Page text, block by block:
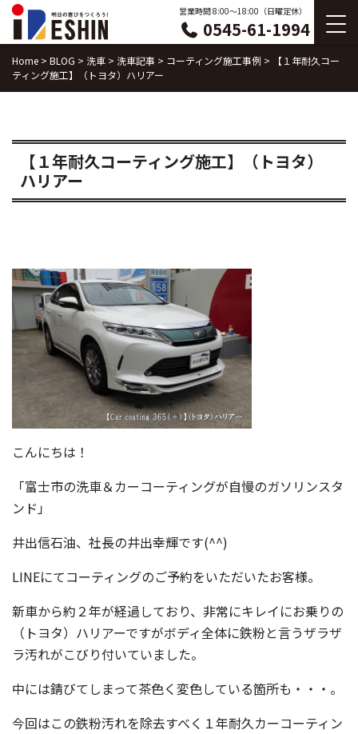
Skip
content
営業時間 8:00〜18:00（日曜定休）
0545-61-1994
Home > BLOG > 洗車 > 洗車記事 > コーティング施工事例 >
【１年耐久コー
ティング施工】（トヨタ）ハリアー
【１年耐久コーティング施工】（トヨタ）
ハリアー
こんにちは！
「富士市の洗車＆カーコーティングが自慢のガソリンスタ
ンド」
井出信石油、社長の井出幸輝です(^^)
LINEにてコーティングのご予約をいただいたお客様。
新車から約２年が経過しており、非常にキレイにお乗りの
（トヨタ）ハリアーですがボディ全体に鉄粉と言うザラザ
ラ汚れがこびり付いていました。
中には錆びてしまって茶色く変色している箇所も・・・。
今回はこの鉄粉汚れを除去すべく１年耐久カーコーティン